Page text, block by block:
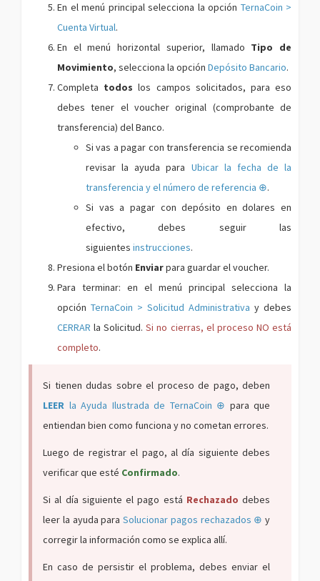
En el menú principal selecciona la opción TernaCoin >
Cuenta Virtual.
En el menú horizontal superior, llamado Tipo de
Movimiento, selecciona la opción Depósito Bancario.
Completa todos los campos solicitados, para eso
debes tener el voucher original (comprobante de
transferencia) del Banco.
Si vas a pagar con transferencia se recomienda
revisar la ayuda para Ubicar la fecha de la
transferencia y el número de referencia ⊕.
Si vas a pagar con depósito en dolares en
efectivo, debes seguir las
siguientes instrucciones.
Presiona el botón Enviarpara guardar el voucher.
Para terminar: en el menú principal selecciona la
opción TernaCoin > Solicitud Administrativa y debes
CERRAR la Solicitud.Si no cierras, el proceso NO está
completo.
Si tienen dudas sobre el proceso de pago, deben
LEER la Ayuda Ilustrada de TernaCoin ⊕ para que
entiendan bien como funciona y no cometan errores.
Luego de registrar el pago, al día siguiente debes
verificar que esté Confirmado.
Si al día siguiente el pago está Rechazado debes
leer la ayuda para Solucionar pagos rechazados ⊕ y
corregir la información como se explica allí.
En caso de persistir el problema, debes enviar el